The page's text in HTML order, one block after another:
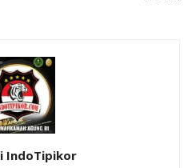
IndoTipikor